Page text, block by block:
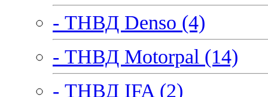
- ТНВД Denso (4)
- ТНВД Motorpal (14)
- ТНВД IFA (2)